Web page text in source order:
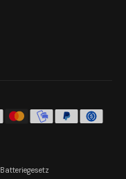
Batteriegesetz